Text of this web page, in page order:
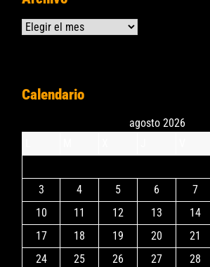
Archivos
Calendario
agosto 2026
3
4 5 6 7
10
11 12 13 14
17
18 19 20 21
24
25 26 27 28